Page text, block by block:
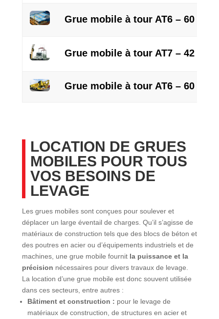
Grue mobile à tour AT6 – 60 m
Grue mobile à tour AT7 – 42 m
Grue mobile à tour AT6 – 60 m
LOCATION DE GRUES
MOBILES POUR TOUS
VOS BESOINS DE
LEVAGE
Les grues mobiles sont conçues pour soulever et
déplacer un large éventail de charges. Qu’il s’agisse de
matériaux de construction tels que des blocs de béton et
des poutres en acier ou d’équipements industriels et de
machines, une grue mobile fournitla puissance et la
précision nécessaires pour divers travaux de levage.
La location d’une grue mobile est donc souvent utilisée
dans ces secteurs, entre autres :
Bâtiment et construction : pour le levage de
matériaux de construction, de structures en acier et